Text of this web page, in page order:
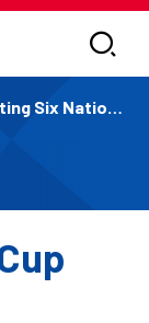
Six Nations Cup 2019